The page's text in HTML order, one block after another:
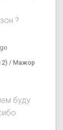
?
/ Мажор
буду